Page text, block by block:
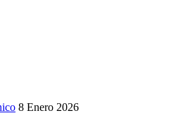
8 Enero 2026